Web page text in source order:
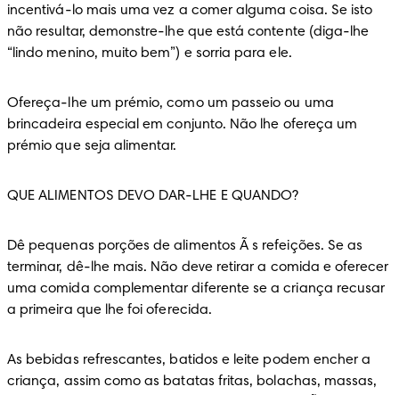
incentivá-lo mais uma vez a comer alguma coisa. Se isto
não resultar, demonstre-lhe que está contente (diga-lhe
“lindo menino, muito bem”) e sorria para ele.
Ofereça-lhe um prémio, como um passeio ou uma
brincadeira especial em conjunto. Não lhe ofereça um
prémio que seja alimentar.
QUE ALIMENTOS DEVO DAR-LHE E QUANDO?
Dê pequenas porções de alimentos Ã s refeições. Se as
terminar, dê-lhe mais. Não deve retirar a comida e oferecer
uma comida complementar diferente se a criança recusar
a primeira que lhe foi oferecida.
As bebidas refrescantes, batidos e leite podem encher a
criança, assim como as batatas fritas, bolachas, massas,